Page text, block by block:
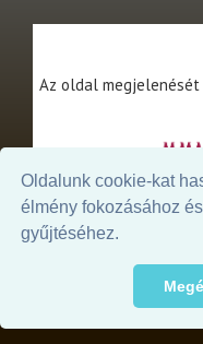
Oldalunk cookie-kat
élmény fokozásához
gyűjtéséhez.
Az oldal